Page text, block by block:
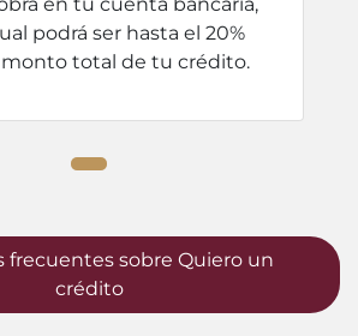
podrá ser hasta el 20%
total de tu crédito.
frecuentes sobre Quiero un
crédito